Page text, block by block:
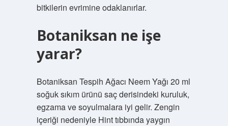
bitkilerin evrimine odaklanırlar.
Botaniksan ne işe
yarar?
Botaniksan Tespih Ağacı Neem Yağı 20 ml
soğuk sıkım ürünü saç derisindeki kuruluk,
egzama ve soyulmalara iyi gelir. Zengin
içeriği nedeniyle Hint tıbbında yaygın